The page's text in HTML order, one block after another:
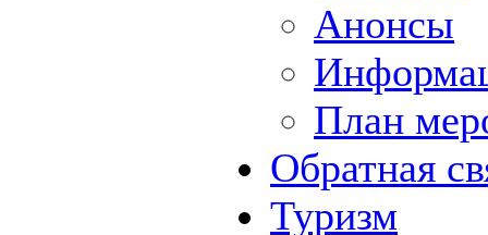
Анонсы
План
Обратная
Туризм